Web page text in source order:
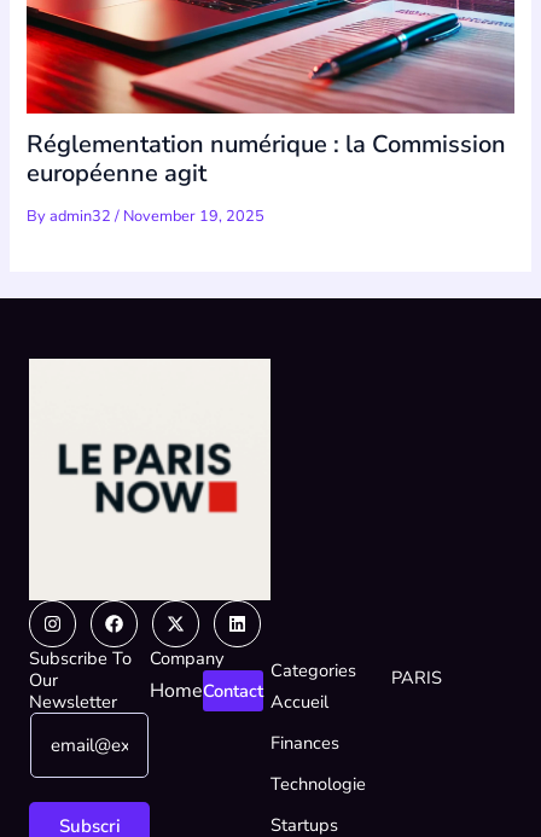
Réglementation numérique : la Commission
européenne agit
Byadmin32/ November 19, 2025
InstagramFacebook
X-
twitter
Linkedin
Subscribe To
Our
Newsletter
*
m
a
E
a
Subscri
Company
HomeContact
Categories
Accueil
Finances
Technologie
Startups
PARIS